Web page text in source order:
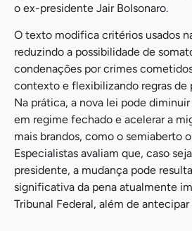
o ex-presidente Jair Bolsonaro.
O texto modifica critérios usados
reduzindo a possibilidade de
condenações por crimes
contexto e flexibilizando regras de
Na prática, a nova lei pode
em regime fechado e acelerar a
mais brandos, como o semiaberto
Especialistas avaliam que, caso
presidente, a mudança pode
significativa da pena atualmente
Tribunal Federal, além de